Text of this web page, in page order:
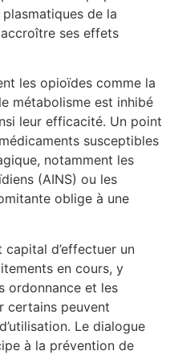
de la
ses effets
les opioïdes comme la
métabolisme est inhibé
leur efficacité. Un point
susceptibles
notamment les
(AINS) ou les
oblige à une
d’effectuer un
en cours, y
ordonnance et les
certains peuvent
Le dialogue
à la prévention de